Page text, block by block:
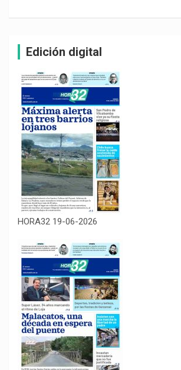
Edición digital
HORA32 19-06-2026